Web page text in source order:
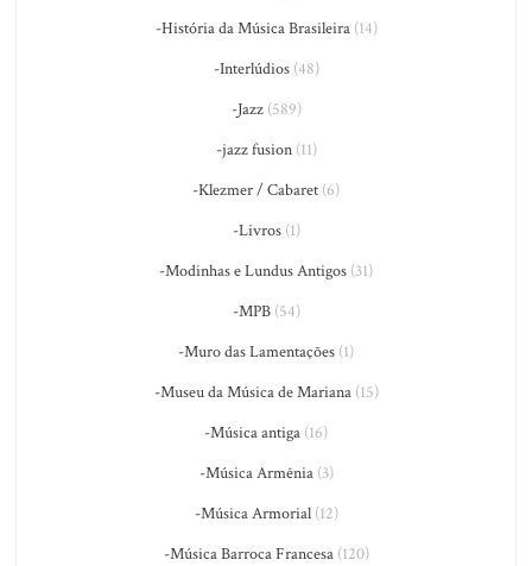
-História da Música Brasileira(14)
-Interlúdios(48)
-Jazz(589)
-jazz fusion(11)
-Klezmer / Cabaret (6)
-Livros(1)
-Modinhas e Lundus Antigos (31)
-MPB(54)
-Muro das Lamentações (1)
-Museu da Música de Mariana(15)
-Música antiga (16)
-Música Armênia(3)
-Música Armorial(12)
-Música Barroca Francesa(120)